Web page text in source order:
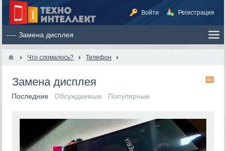
Войти Регистрация
Что сломалось? Телефон
Замена дисплея
Последние Обсуждаемые Популярные